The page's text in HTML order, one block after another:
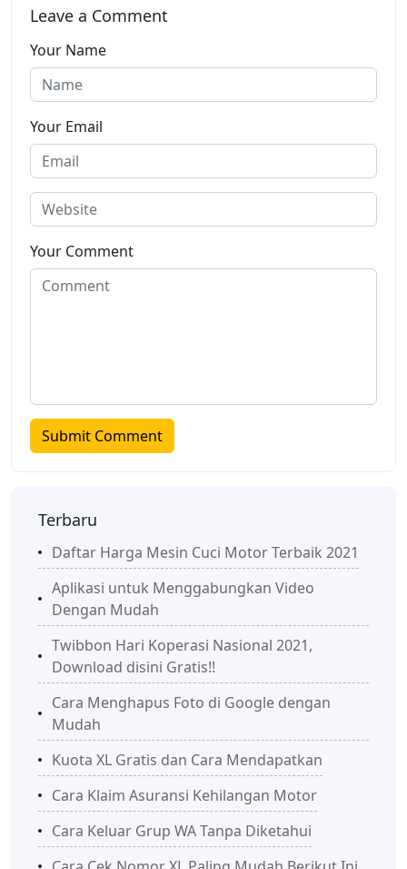
Leave a Comment
Your Name
Your Email
Your Comment
Terbaru
Daftar Harga Mesin Cuci Motor Terbaik 2021
Aplikasi untuk Menggabungkan Video
Dengan Mudah
Twibbon Hari Koperasi Nasional 2021,
Download disini Gratis!!
Cara Menghapus Foto di Google dengan
Mudah
Kuota XL Gratis dan Cara Mendapatkan
Cara Klaim Asuransi Kehilangan Motor
Cara Keluar Grup WA Tanpa Diketahui